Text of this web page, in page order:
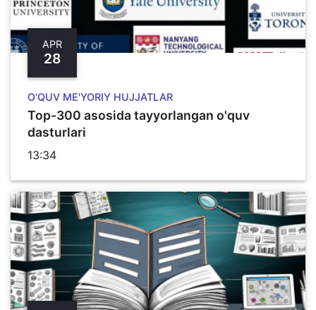
APR
28
O‘QUV ME'YORIY HUJJATLAR
Top-300 asosida tayyorlangan o'quv
dasturlari
13:34